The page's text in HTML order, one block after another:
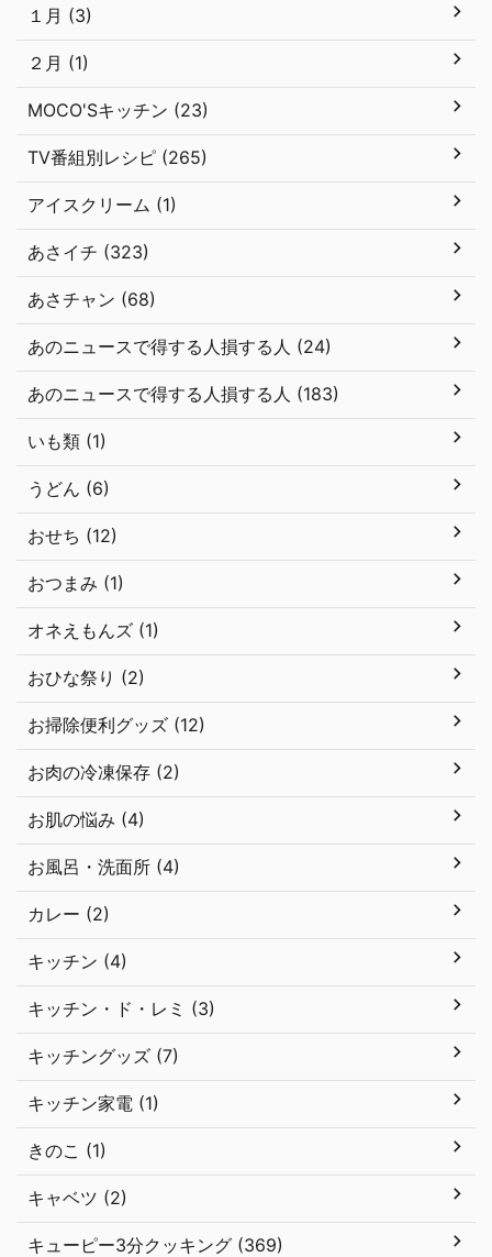
１月 (3)
２月 (1)
MOCO'Sキッチン (23)
TV番組別レシピ (265)
アイスクリーム (1)
あさイチ (323)
あさチャン (68)
あのニュースで得する人損する人 (24)
あのニュースで得する人損する人 (183)
いも類 (1)
うどん (6)
おせち (12)
おつまみ (1)
オネえもんズ (1)
おひな祭り (2)
お掃除便利グッズ (12)
お肉の冷凍保存 (2)
お肌の悩み (4)
お風呂・洗面所 (4)
カレー (2)
キッチン (4)
キッチン・ド・レミ (3)
キッチングッズ (7)
キッチン家電 (1)
きのこ (1)
キャベツ (2)
キューピー3分クッキング (369)